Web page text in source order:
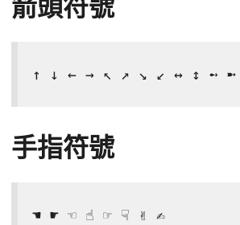
箭頭符號
↑ ↓ ← → ↖ ↗ ↘ ↙ ↔ ↕ ➻
手指符號
☚ ☛ ☜ ☝ ☞ ☟ ✌ ✍